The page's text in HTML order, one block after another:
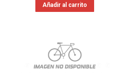
Añadir al carrito